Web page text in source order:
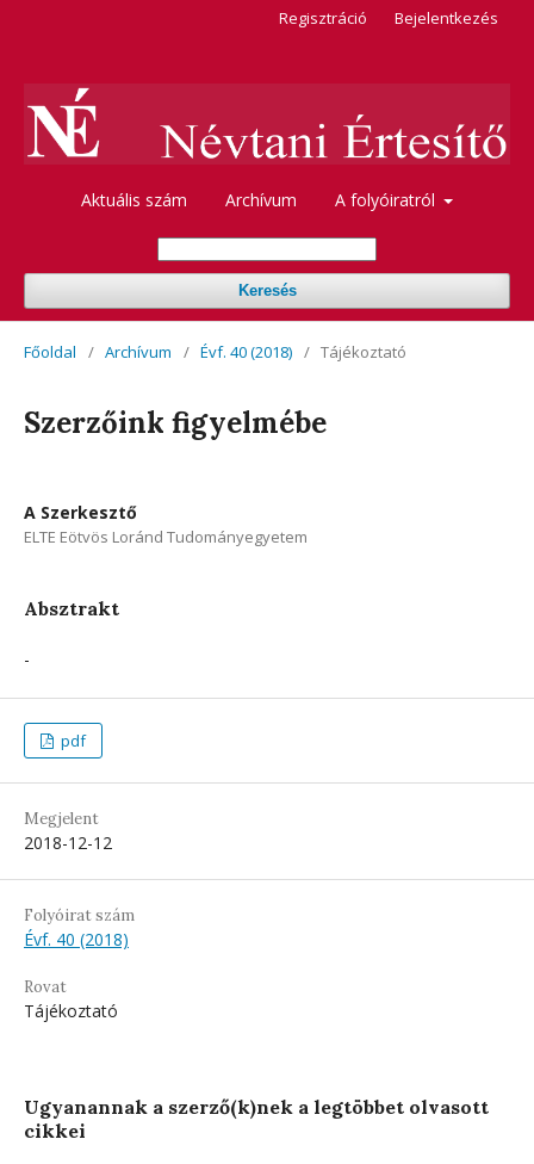
Aktuális szám Archívum A folyóiratról
Keresés
Regisztráció Bejelentkezés
Főoldal / Archívum / Évf. 40 (2018) / Tájékoztató
Szerzőink figyelmébe
A Szerkesztő
ELTE Eötvös Loránd Tudományegyetem
Absztrakt
-
pdf
Megjelent
2018-12-12
Folyóirat szám
Évf. 40 (2018)
Rovat
Tájékoztató
Ugyanannak a szerző(k)nek a legtöbbet olvasott
cikkei